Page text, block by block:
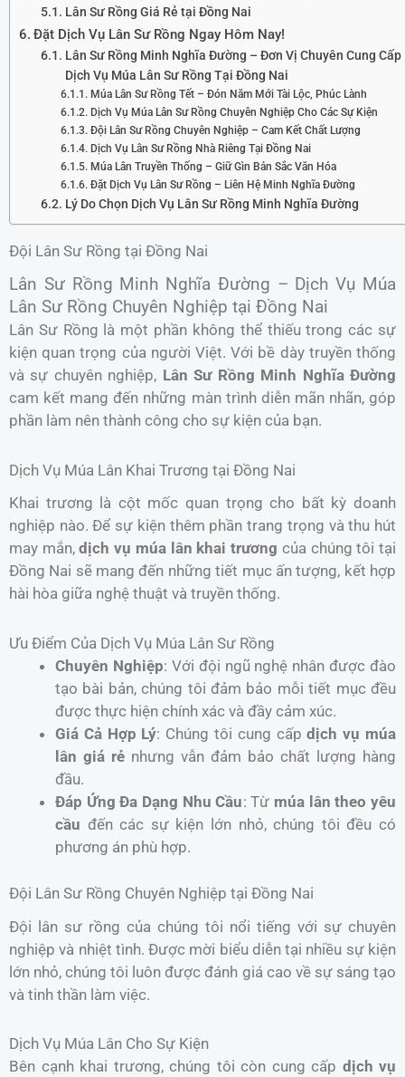
Lân Sư Rồng Giá Rẻ tại Đồng Nai
Đặt Dịch Vụ Lân Sư Rồng Ngay Hôm Nay!
Lân Sư Rồng Minh Nghĩa Đường – Đơn Vị Chuyên Cung Cấp
Dịch Vụ Múa Lân Sư Rồng Tại Đồng Nai
Múa Lân Sư Rồng Tết – Đón Năm Mới Tài Lộc, Phúc Lành
Dịch Vụ Múa Lân Sư Rồng Chuyên Nghiệp Cho Các Sự Kiện
Đội Lân Sư Rồng Chuyên Nghiệp – Cam Kết Chất Lượng
Dịch Vụ Lân Sư Rồng Nhà Riêng Tại Đồng Nai
Múa Lân Truyền Thống – Giữ Gìn Bản Sắc Văn Hóa
Đặt Dịch Vụ Lân Sư Rồng – Liên Hệ Minh Nghĩa Đường
Lý Do Chọn Dịch Vụ Lân Sư Rồng Minh Nghĩa Đường
Đội Lân Sư Rồng tại Đồng Nai
Lân Sư Rồng Minh Nghĩa Đường – Dịch Vụ Múa
Lân Sư Rồng Chuyên Nghiệp tại Đồng Nai
Lân Sư Rồng là một phần không thể thiếu trong các sự
kiện quan trọng của người Việt. Với bề dày truyền thống
và sự chuyên nghiệp, Lân Sư Rồng Minh Nghĩa Đường
cam kết mang đến những màn trình diễn mãn nhãn, góp
phần làm nên thành công cho sự kiện của bạn.
Dịch Vụ Múa Lân Khai Trương tại Đồng Nai
Khai trương là cột mốc quan trọng cho bất kỳ doanh
nghiệp nào. Để sự kiện thêm phần trang trọng và thu hút
may mắn,dịch vụ múa lân khai trương của chúng tôi tại
Đồng Nai sẽ mang đến những tiết mục ấn tượng, kết hợp
hài hòa giữa nghệ thuật và truyền thống.
Ưu Điểm Của Dịch Vụ Múa Lân Sư Rồng
Chuyên Nghiệp: Với đội ngũ nghệ nhân được đào
tạo bài bản, chúng tôi đảm bảo mỗi tiết mục đều
được thực hiện chính xác và đầy cảm xúc.
Giá Cả Hợp Lý: Chúng tôi cung cấpdịch vụ múa
lân giá rẻ nhưng vẫn đảm bảo chất lượng hàng
đầu.
Đáp Ứng Đa Dạng Nhu Cầu: Từ múa lân theo yêu
cầu đến các sự kiện lớn nhỏ, chúng tôi đều có
phương án phù hợp.
Đội Lân Sư Rồng Chuyên Nghiệp tại Đồng Nai
Đội lân sư rồng của chúng tôi nổi tiếng với sự chuyên
nghiệp và nhiệt tình. Được mời biểu diễn tại nhiều sự kiện
lớn nhỏ, chúng tôi luôn được đánh giá cao về sự sáng tạo
và tinh thần làm việc.
Dịch Vụ Múa Lân Cho Sự Kiện
Bên cạnh khai trương, chúng tôi còn cung cấp dịch vụ